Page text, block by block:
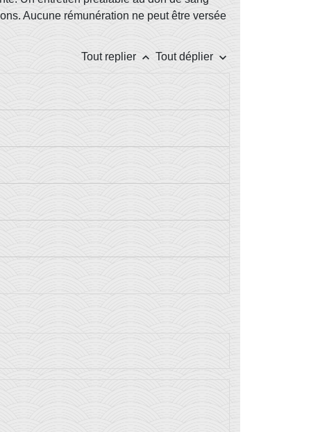
Aucune rémunération ne peut être versée
Tout replier keyboard_arrow_up Tout déplier keyboard_arrow_down